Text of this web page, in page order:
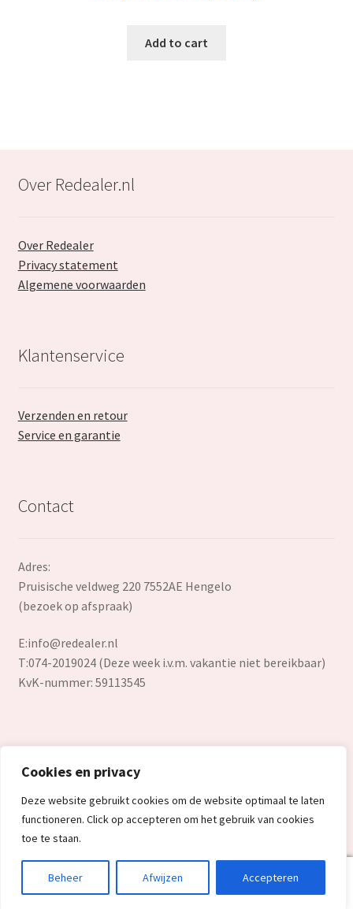
Cookies en privacy
Deze website gebruikt cookies om de website optimaal te laten
functioneren. Click op accepteren om het gebruik van cookies
toe te staan.
Beheer Afwijzen Accepteren
was:
Add to cart
Over Redealer.nl
Over Redealer
Privacy statement
Algemene voorwaarden
Klantenservice
Verzenden en retour
Service en garantie
Contact
Adres:
Pruisische veldweg 220 7552AE Hengelo
(bezoek op afspraak)
E:info@redealer.nl
T:074-2019024 (Deze week i.v.m. vakantie niet bereikbaar)
KvK-nummer: 59113545
© Redealer.nl | Gecontroleerde retourproducten en nieuwe
overstockproducten tegen een onverslaanbare lage prijs.
2026
Search
Search